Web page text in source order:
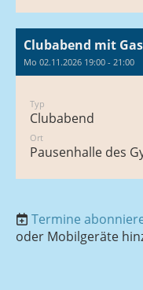
Clubabend mit
Mo 02.11.2026 19:00 - 21:00
Typ
Clubabend
Ort
Pausenhalle des
Termine
oder Mobilgeräte